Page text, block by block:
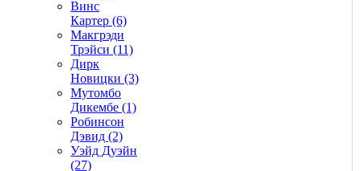
Винс
Картер (6)
Макгрэди
Трэйси (11)
Дирк
Новицки (3)
Мутомбо
Дикембе (1)
Робинсон
Дэвид (2)
Уэйд Дуэйн
(27)